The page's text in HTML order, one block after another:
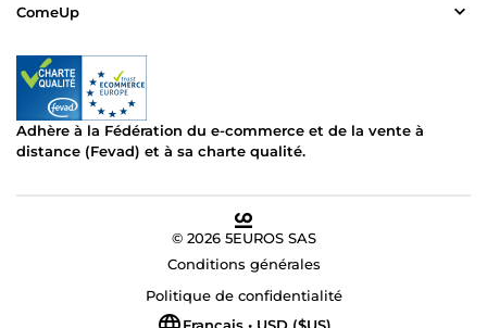
ComeUp
Adhère à la Fédération du e-commerce et de la vente à
distance (Fevad) et à sa charte qualité.
© 2026 5EUROS SAS
Conditions générales
Politique de confidentialité
Français • USD ($US)